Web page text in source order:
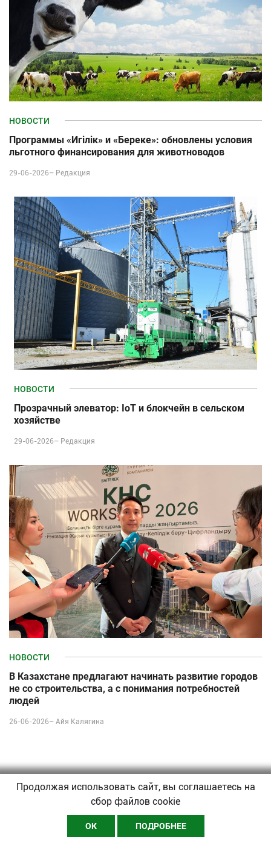
НОВОСТИ
Программы «Игілік» и «Береке»: обновлены условия
льготного финансирования для животноводов
29-06-2026– Редакция
НОВОСТИ
Прозрачный элеватор: IoT и блокчейн в сельском
хозяйстве
29-06-2026– Редакция
НОВОСТИ
В Казахстане предлагают начинать развитие городов
не со строительства, а с понимания потребностей
людей
26-06-2026– Айя Калягина
Продолжая использовать сайт, вы соглашаетесь на
сбор файлов cookie
ОК ПОДРОБНЕЕ